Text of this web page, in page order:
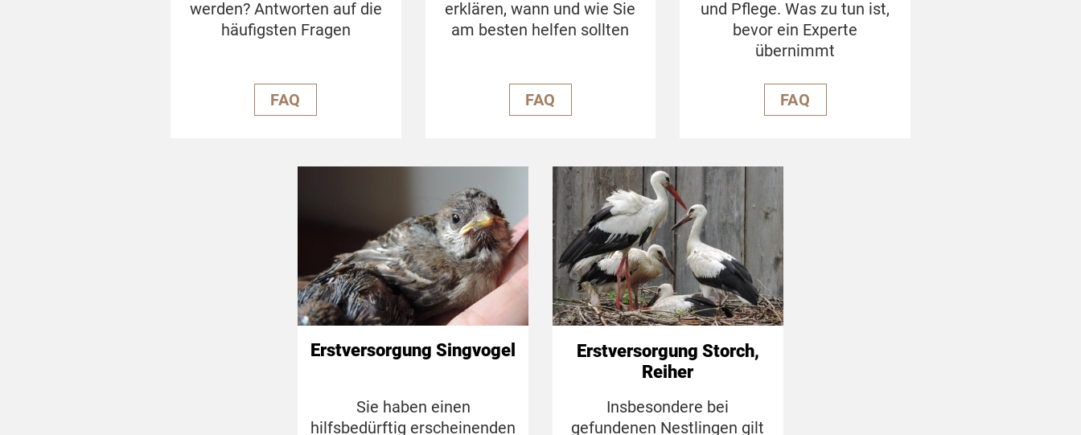
werden? Antworten auf die
häufigsten Fragen
FAQ
erklären, wann und wie Sie
am besten helfen sollten
FAQ
und Pflege. Was zu tun ist,
bevor ein Experte
übernimmt
FAQ
Erstversorgung Singvogel
Sie haben einen
hilfsbedürftig erscheinenden
Erstversorgung Storch,
Reiher
Insbesondere bei
gefundenen Nestlingen gilt